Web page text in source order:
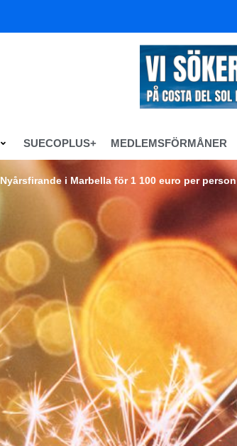
SUECOPLUS+ MEDLEMSFÖRMÅNER
Nyårsfirande i Marbella för 1 100 euro per person